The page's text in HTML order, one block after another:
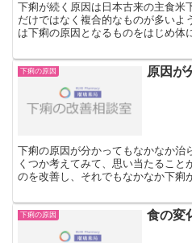
下痢が続く原因は日本古来の主食米
だけではなく複合的なものが多いよ
は下痢の原因となるものをはじめ体
下痢の原因 原因が
下痢の原因が分かってもなかなか治
くつか考えてみて、思い当たること
のを改善し、それでもなかなか下痢
下痢の原因 食の変